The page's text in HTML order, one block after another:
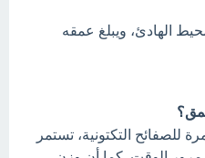
الهادئ، ويبلغ عمقه
للصفائح التكتونية، تستمر